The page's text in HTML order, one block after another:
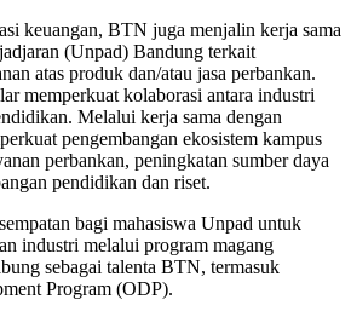
keuangan, BTN juga menjalin kerja sama
(Unpad) Bandung terkait
atas produk dan/atau jasa perbankan.
memperkuat kolaborasi antara industri
Melalui kerja sama dengan
pengembangan ekosistem kampus
perbankan, peningkatan sumber daya
pendidikan dan riset.
bagi mahasiswa Unpad untuk
industri melalui program magang
sebagai talenta BTN, termasuk
Program (ODP).